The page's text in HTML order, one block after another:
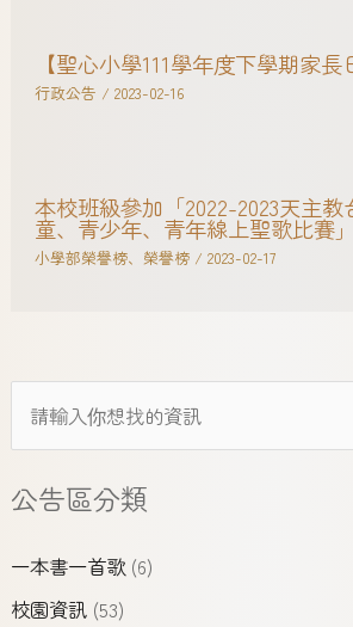
公告區分類
一本書一首歌(6)
校園資訊(53)
【聖心小學111學年度下學期家長
行政公告 / 2023-02-16
本校班級參加「2022-2023天主
童、青少年、青年線上聖歌比賽」
小學部榮譽榜、 榮譽榜/ 2023-02-17